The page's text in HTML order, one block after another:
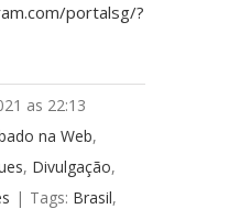
portalsg/?
as 22:13
na Web,
, Divulgação,
| Tags: Brasil,